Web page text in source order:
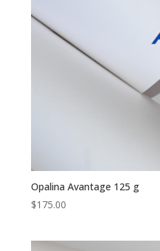
Opalina Avantage 125 g
$175.00